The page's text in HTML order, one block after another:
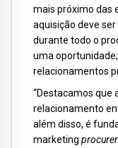
mais próximo das
aquisição deve
durante todo o
uma
relacionamentos
“Destacamos que
relacionamento
além disso, é
marketing